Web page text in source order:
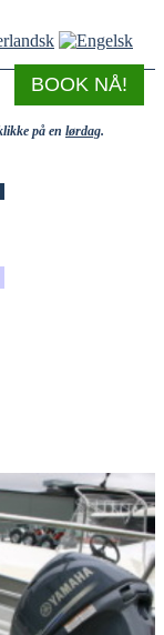
BOOK NÅ!
på en lørdag.